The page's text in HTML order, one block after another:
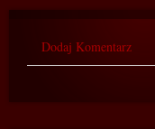
Dodaj Komentarz